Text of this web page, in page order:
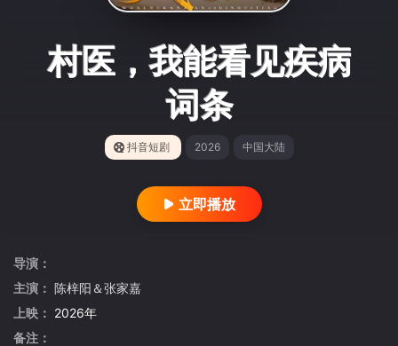
村医，我能看见疾病
词条
抖音短剧 2026 中国大陆
立即播放
导演：
主演： 陈梓阳＆张家嘉
上映： 2026年
备注：